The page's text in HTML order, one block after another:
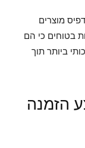
מוצרים
בטוחים כי הם
ביותר תוך
לבצע הזמנה